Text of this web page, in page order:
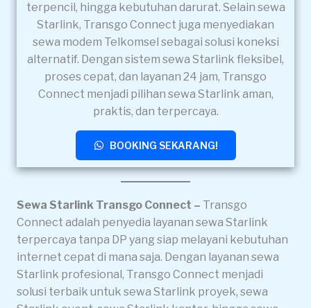
terpencil, hingga kebutuhan darurat. Selain sewa
Starlink, Transgo Connect juga menyediakan
sewa modem Telkomsel sebagai solusi koneksi
alternatif. Dengan sistem sewa Starlink fleksibel,
proses cepat, dan layanan 24 jam, Transgo
Connect menjadi pilihan sewa Starlink aman,
praktis, dan terpercaya.
BOOKING SEKARANG!
Sewa Starlink Transgo Connect – Transgo
Connect adalah penyedia layanan sewa Starlink
terpercaya tanpa DP yang siap melayani kebutuhan
internet cepat di mana saja. Dengan layanan sewa
Starlink profesional, Transgo Connect menjadi
solusi terbaik untuk sewa Starlink proyek, sewa